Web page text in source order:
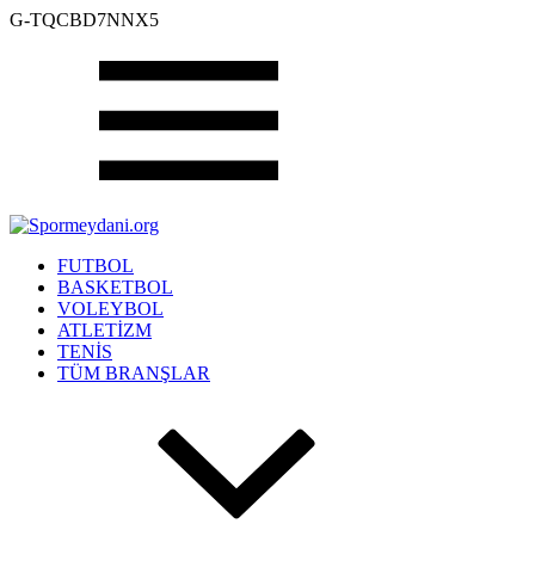
G-TQCBD7NNX5
FUTBOL
BASKETBOL
VOLEYBOL
ATLETİZM
TENİS
TÜM BRANŞLAR